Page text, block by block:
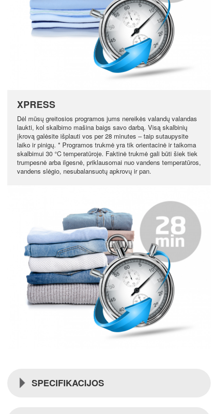
XPRESS
Dėl mūsų greitosios programos jums nereikės valandų valandas
laukti, kol skalbimo mašina baigs savo darbą. Visą skalbinių
įkrovą galėsite išplauti vos per 28 minutes – taip sutaupysite
laiko ir pinigų. * Programos trukmė yra tik orientacinė ir taikoma
skalbimui 30 °C temperatūroje. Faktinė trukmė gali būti šiek tiek
trumpesnė arba ilgesnė, priklausomai nuo vandens temperatūros,
vandens slėgio, nesubalansuotų apkrovų ir pan.
SPECIFIKACIJOS